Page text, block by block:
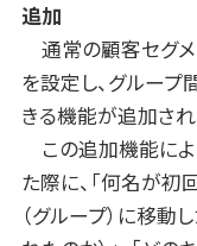
追加
通常の顧客セグ
を設定し、グルー
きる機能が追加され
この追加機能によ
た際に、「何名が初
（グループ）に移動